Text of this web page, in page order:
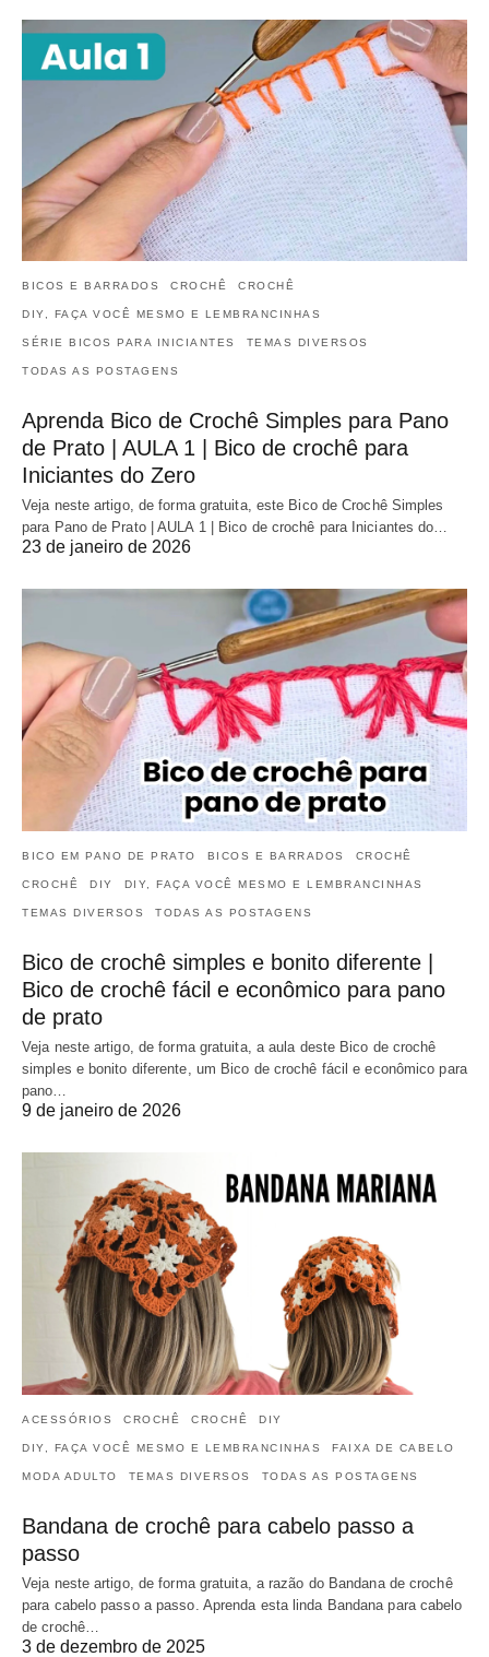
BICOS E BARRADOS CROCHÊ CROCHÊ
DIY, FAÇA VOCÊ MESMO E LEMBRANCINHAS
SÉRIE BICOS PARA INICIANTES TEMAS DIVERSOS
TODAS AS POSTAGENS
Aprenda Bico de Crochê Simples para Pano
de Prato | AULA 1 | Bico de crochê para
Iniciantes do Zero
Veja neste artigo, de forma gratuita, este Bico de Crochê Simples
para Pano de Prato | AULA 1 | Bico de crochê para Iniciantes do…
23 de janeiro de 2026
BICO EM PANO DE PRATO BICOS E BARRADOS CROCHÊ
CROCHÊ DIY DIY, FAÇA VOCÊ MESMO E LEMBRANCINHAS
TEMAS DIVERSOS TODAS AS POSTAGENS
Bico de crochê simples e bonito diferente |
Bico de crochê fácil e econômico para pano
de prato
Veja neste artigo, de forma gratuita, a aula deste Bico de crochê
simples e bonito diferente, um Bico de crochê fácil e econômico para
pano…
9 de janeiro de 2026
ACESSÓRIOS CROCHÊ CROCHÊ DIY
DIY, FAÇA VOCÊ MESMO E LEMBRANCINHAS FAIXA DE CABELO
MODA ADULTO TEMAS DIVERSOS TODAS AS POSTAGENS
Bandana de crochê para cabelo passo a
passo
Veja neste artigo, de forma gratuita, a razão do Bandana de crochê
para cabelo passo a passo. Aprenda esta linda Bandana para cabelo
de crochê…
3 de dezembro de 2025